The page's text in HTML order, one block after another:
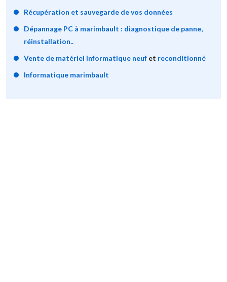
Récupération et sauvegarde de vos données
Dépannage PC à marimbault : diagnostique de panne,
réinstallation..
Vente de matériel informatique neuf et reconditionné
Informatique marimbault